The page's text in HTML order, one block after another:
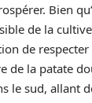
Bien
de la
de
de la patate
le sud, allant